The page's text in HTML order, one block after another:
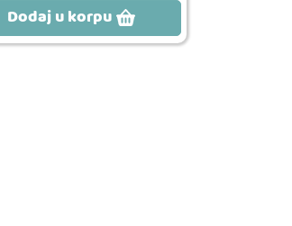
Dodaj u korpu